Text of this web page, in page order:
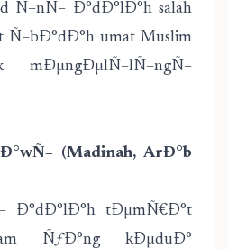
Ñ–nÑ– Ð°dÐ°lÐ°h salah
Ñ–bÐ°dÐ°h umat Muslim
(Madinah, ArÐ°b
Ð°dÐ°lÐ°h tÐµmÑ€Ð°t
ÑƒÐ°ng kÐµduÐ°